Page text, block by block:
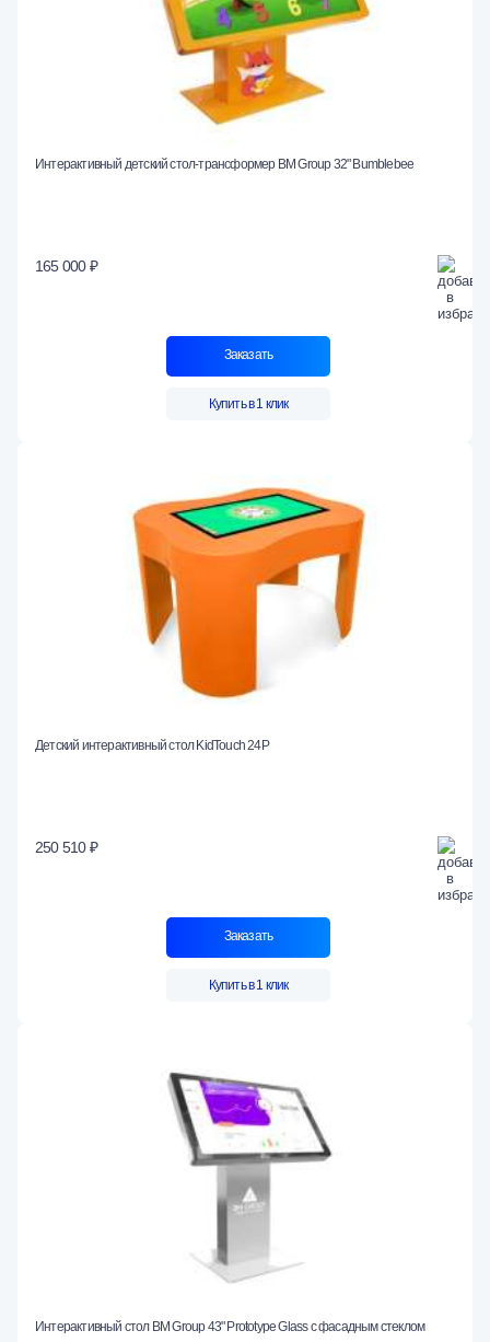
Интерактивный детский стол-трансформер BM Group 32" Bumblebee
165 000 ₽
Заказать
Купить в 1 клик
Детский интерактивный стол KidTouch 24Р
250 510 ₽
Заказать
Купить в 1 клик
Интерактивный стол BM Group 43" Prototype Glass с фасадным стеклом